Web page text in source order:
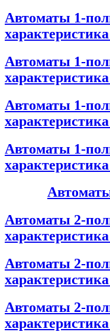
Автоматы 1-
Автоматы 1-
Автоматы 1-
Автоматы 1-
Автоматы 2-
Автоматы 2-
Автоматы 2-